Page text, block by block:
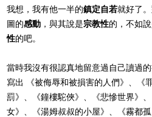
我想，我有他一半的鎮定自若就好了
圖的感動 ，與其說是宗教性的，不如
性的吧。
當時我沒有很認真地留意過自己讀過的
寫出 《被侮辱和被損害的人們》、《
罰》、《鐘樓駝俠》、《悲慘世界》
女》、《湯姆叔叔的小屋》、《霧都孤